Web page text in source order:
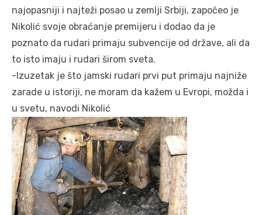
najopasniji i najteži posao u zemlji Srbiji, započeo je
Nikolić svoje obraćanje premijeru i dodao da je
poznato da rudari primaju subvencije od države, ali da
to isto imaju i rudari širom sveta.
-Izuzetak je što jamski rudari prvi put primaju najniže
zarade u istoriji, ne moram da kažem u Evropi, možda i
u svetu, navodi Nikolić